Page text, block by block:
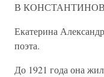
В
Екатерина
поэта.
До 1921 года она